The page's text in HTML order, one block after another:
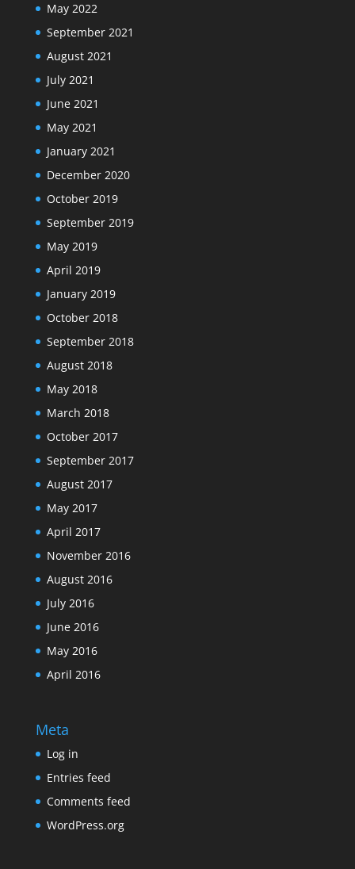
May 2022
September 2021
August 2021
July 2021
June 2021
May 2021
January 2021
December 2020
October 2019
September 2019
May 2019
April 2019
January 2019
October 2018
September 2018
August 2018
May 2018
March 2018
October 2017
September 2017
August 2017
May 2017
April 2017
November 2016
August 2016
July 2016
June 2016
May 2016
April 2016
Meta
Log in
Entries feed
Comments feed
WordPress.org